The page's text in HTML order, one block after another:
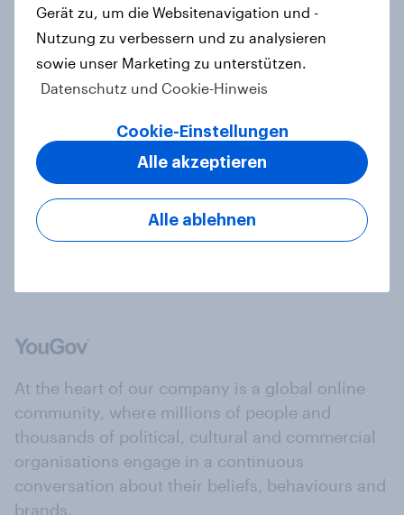
Servicequalität bei Cortal Consors
Artikel
WWK Versicherungen überzeugen
durch sehr gute Servicequalität in
der E-Mail-Kommunikation
Artikel
At the heart of our company is a global online
community, where millions of people and
thousands of political, cultural and commercial
organisations engage in a continuous
conversation about their beliefs, behaviours and
brands.
Gerät zu, um die Websitenavigation und -
Nutzung zu verbessern und zu analysieren
sowie unser Marketing zu unterstützen.
Datenschutz und Cookie-Hinweis
Cookie-Einstellungen
Alle ablehnen
Alle akzeptieren